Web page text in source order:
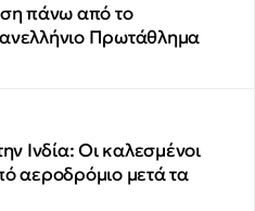
πάνω από το
Πρωτάθλημα
Ινδία: Οι καλεσμένοι
αεροδρόμιο μετά τα